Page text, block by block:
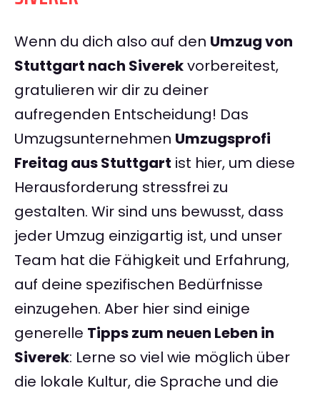
Wenn du dich also auf den Umzug von
Stuttgart nach Siverekvorbereitest,
gratulieren wir dir zu deiner
aufregenden Entscheidung! Das
Umzugsunternehmen Umzugsprofi
Freitag aus Stuttgart ist hier, um diese
Herausforderung stressfrei zu
gestalten. Wir sind uns bewusst, dass
jeder Umzug einzigartig ist, und unser
Team hat die Fähigkeit und Erfahrung,
auf deine spezifischen Bedürfnisse
einzugehen. Aber hier sind einige
generelle Tipps zum neuen Leben in
Siverek: Lerne so viel wie möglich über
die lokale Kultur, die Sprache und die